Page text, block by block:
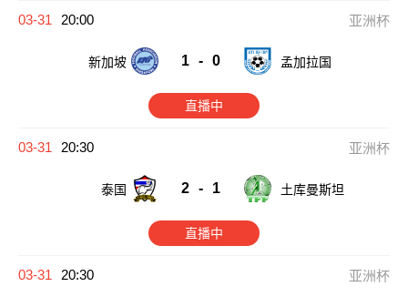
03-31 20:00 亚洲杯
新加坡 1 - 0 孟加拉国
直播中
03-31 20:30 亚洲杯
泰国 2 - 1 土库曼斯坦
直播中
03-31 20:30 亚洲杯